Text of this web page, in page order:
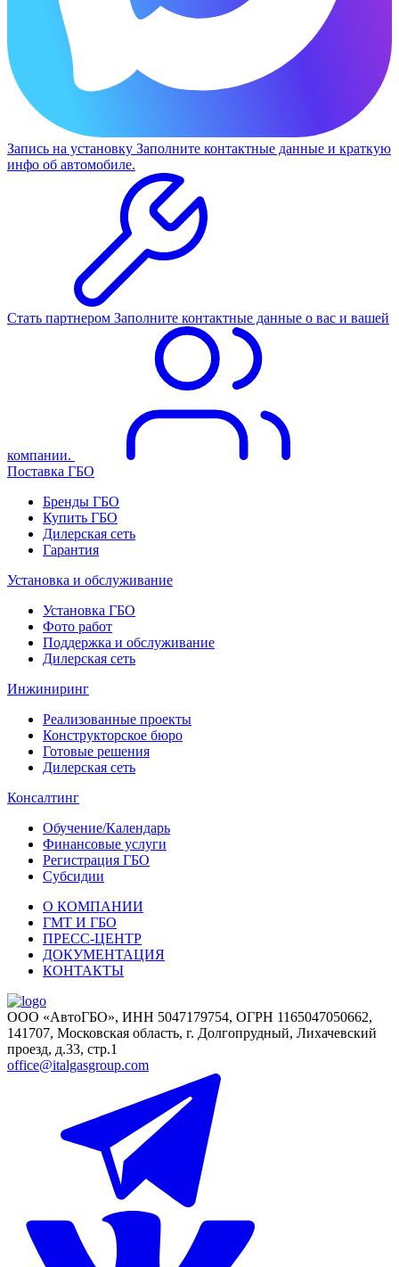
Запись на установку Заполните контактные данные и краткую
инфо об автомобиле.
Стать партнером Заполните контактные данные о вас и вашей
компании.
Поставка ГБО
Бренды ГБО
Купить ГБО
Дилерская сеть
Гарантия
Установка и обслуживание
Установка ГБО
Фото работ
Поддержка и обслуживание
Дилерская сеть
Инжиниринг
Реализованные проекты
Конструкторское бюро
Готовые решения
Дилерская сеть
Консалтинг
Обучение/Календарь
Финансовые услуги
Регистрация ГБО
Субсидии
О КОМПАНИИ
ГМТ И ГБО
ПРЕСС-ЦЕНТР
ДОКУМЕНТАЦИЯ
КОНТАКТЫ
ООО «АвтоГБО», ИНН 5047179754, ОГРН 1165047050662,
141707, Московская область, г. Долгопрудный, Лихачевский
проезд, д.33, стр.1
office@italgasgroup.com